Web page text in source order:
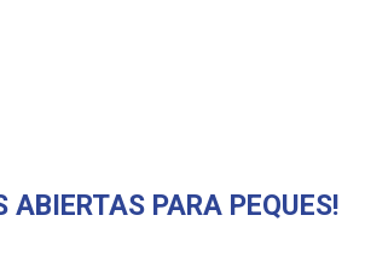
ABIERTAS PARA PEQUES!